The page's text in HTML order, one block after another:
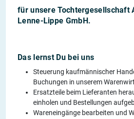
für unsere Tochtergesellschaft
Lenne-Lippe GmbH.
Das lernst Du bei uns
Steuerung kaufmännischer
Buchungen in unserem
Ersatzteile beim Lieferanten
einholen und Bestellungen
Wareneingänge bearbeiten und